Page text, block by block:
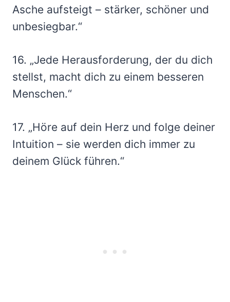
Asche aufsteigt – stärker, schöner und
unbesiegbar.“
16. „Jede Herausforderung, der du dich
stellst, macht dich zu einem besseren
Menschen.“
17. „Höre auf dein Herz und folge deiner
Intuition – sie werden dich immer zu
deinem Glück führen.“